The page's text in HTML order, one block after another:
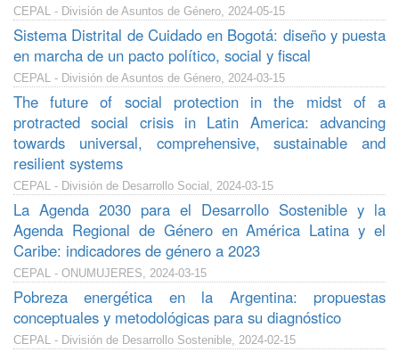
CEPAL - División de Asuntos de Género, 2024-05-15
Sistema Distrital de Cuidado en Bogotá: diseño y puesta
en marcha de un pacto político, social y fiscal
CEPAL - División de Asuntos de Género, 2024-03-15
The future of social protection in the midst of a
protracted social crisis in Latin America: advancing
towards universal, comprehensive, sustainable and
resilient systems
CEPAL - División de Desarrollo Social, 2024-03-15
La Agenda 2030 para el Desarrollo Sostenible y la
Agenda Regional de Género en América Latina y el
Caribe: indicadores de género a 2023
CEPAL - ONUMUJERES, 2024-03-15
Pobreza energética en la Argentina: propuestas
conceptuales y metodológicas para su diagnóstico
CEPAL - División de Desarrollo Sostenible, 2024-02-15